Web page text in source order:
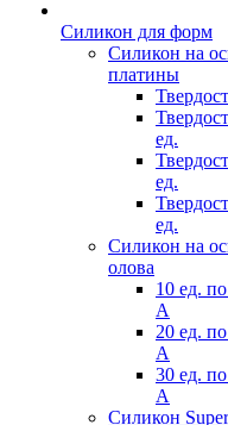
Силикон для форм
Силикон на
платины
ед.
ед.
ед.
Силикон на
олова
10 ед.
А
20 ед.
А
30 ед.
А
Силикон